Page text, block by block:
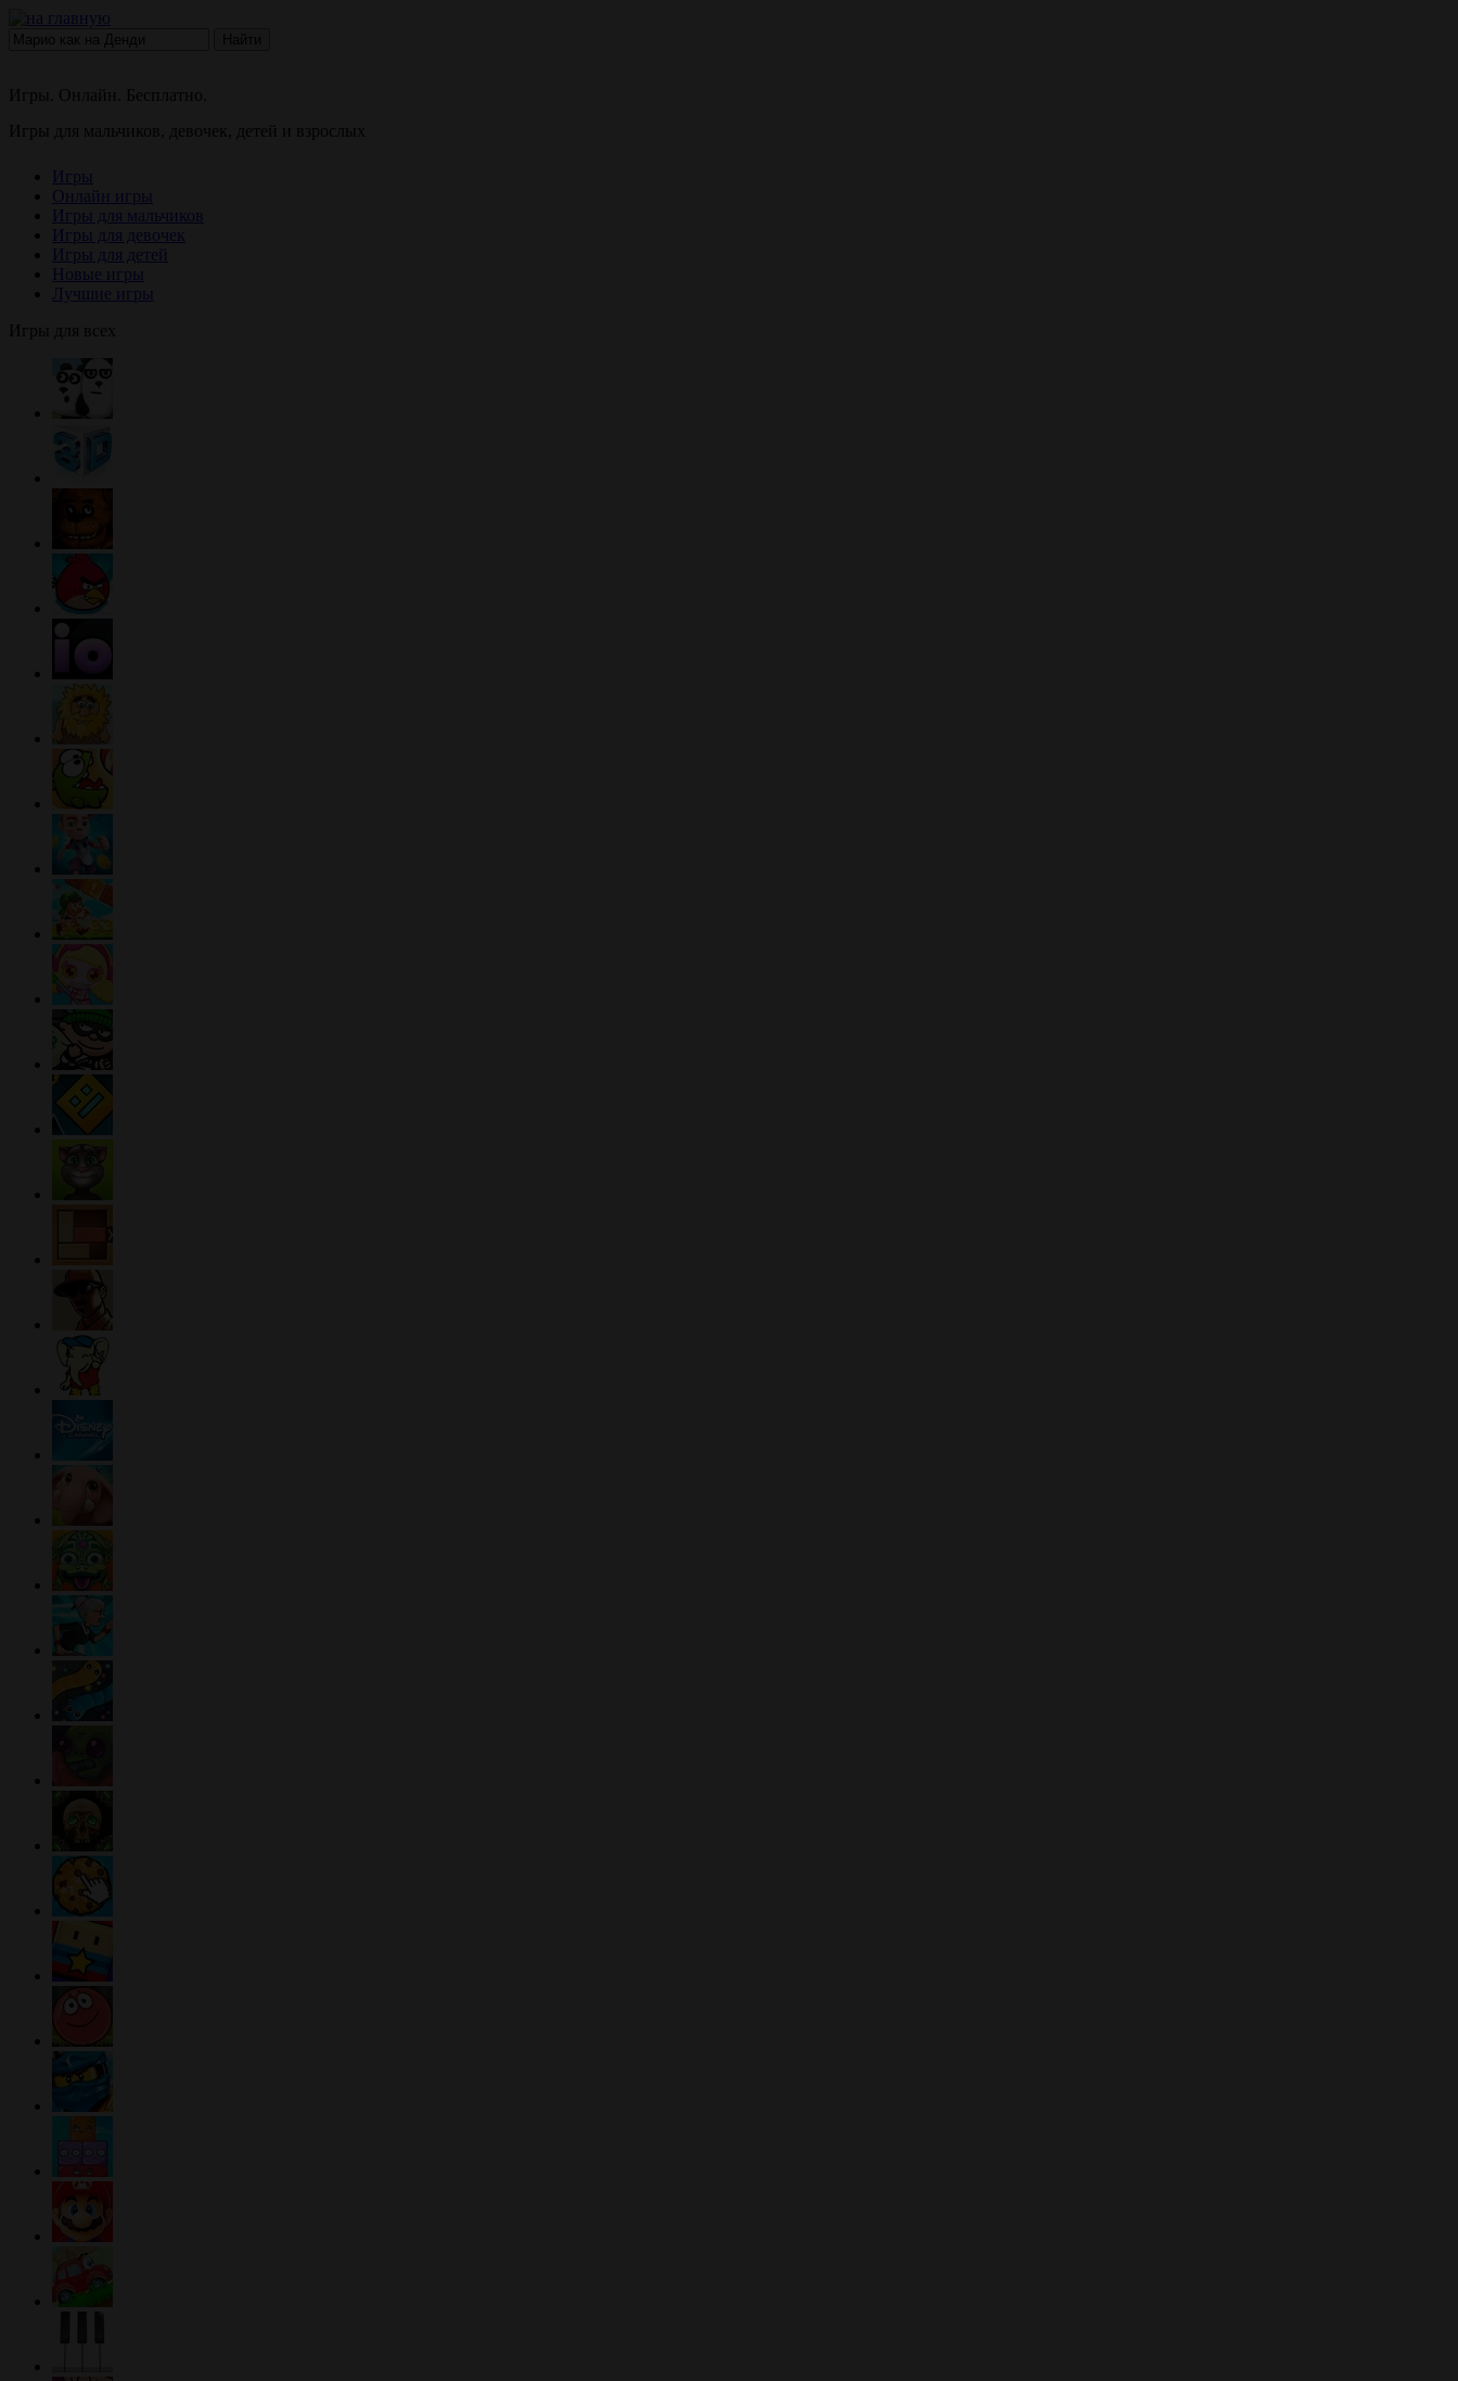
Игры. Онлайн. Бесплатно.
Игры для мальчиков, девочек, детей и взрослых
Игры
Онлайн игры
Игры для мальчиков
Игры для девочек
Игры для детей
Новые игры
Лучшие игры
Игры для всех